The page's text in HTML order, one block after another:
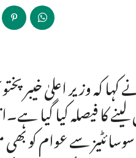
وزیر اعلیٰ خیبر
کا فیصلہ کیا گیا
سے عوام کو